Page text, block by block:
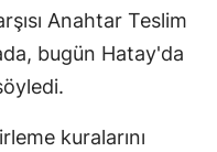
Anahtar Teslim
bugün Hatay'da
kuralarını